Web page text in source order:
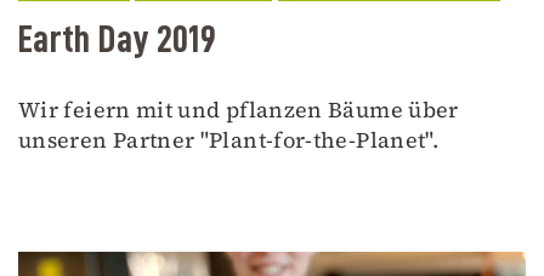
Earth Day 2019
Wir feiern mit und pflanzen Bäume über
unseren Partner "Plant-for-the-Planet".